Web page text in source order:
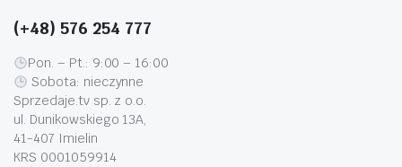
(+48) 576 254 777
Pon. – Pt.: 9:00 – 16:00
Sobota: nieczynne
Sprzedaje.tv sp. z o.o.
ul. Dunikowskiego 13A,
41-407 Imielin
KRS 0001059914